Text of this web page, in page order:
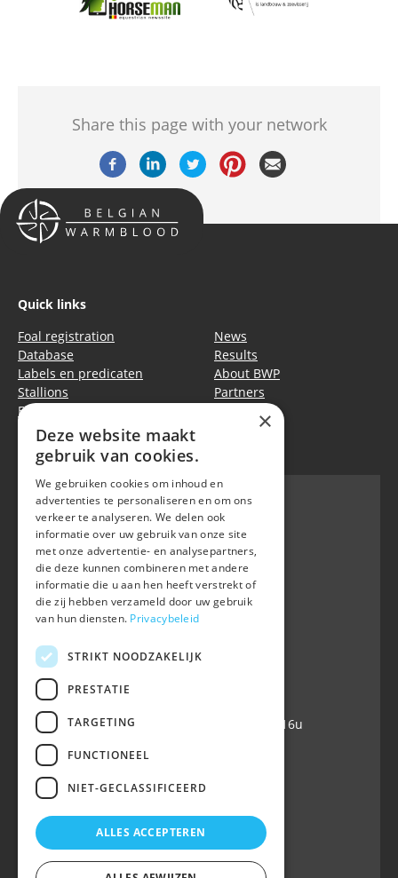
Share this page with your network
Quick links
Foal registration
Database
Labels en predicaten
Stallions
Events
News
Results
About BWP
Partners
Privacy policy Cookie policy
BWP
Waversebaan 99
B-3050 OUD-HEVERLEE
+32 (0) 16 47 99 80
info@belgian-warmblood.com
VAT BE 0410.346.424
IBAN BE40 7364 0368 4863
Open every working day: 9u-12u & 13-16u
Follow us
×
Deze website maakt
gebruik van cookies.
We gebruiken cookies om inhoud en
advertenties te personaliseren en om ons
verkeer te analyseren. We delen ook
informatie over uw gebruik van onze site
met onze advertentie- en analysepartners,
die deze kunnen combineren met andere
informatie die u aan hen heeft verstrekt of
die zij hebben verzameld door uw gebruik
van hun diensten. Privacybeleid
STRIKT NOODZAKELIJK
PRESTATIE
TARGETING
FUNCTIONEEL
NIET-GECLASSIFICEERD
ALLES ACCEPTEREN